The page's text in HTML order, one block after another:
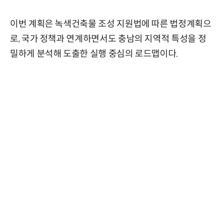
이번 계획은 녹색건축물 조성 지원법에 따른 법정계획으
로, 국가 정책과 연계하면서도 충남의 지역적 특성을 정
밀하게 분석해 도출한 실행 중심의 로드맵이다.